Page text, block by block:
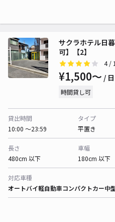
サクラホテル日
可】【2】
4/
¥1,500〜 / 日
時間貸し可
貸出時間
10:00 〜23:59
タイプ
平置き
長さ
480cm 以下
車幅
180cm 以下
対応車種
オートバイ軽自動車コンパクトカー中